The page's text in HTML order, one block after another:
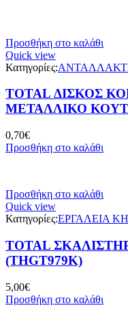
Προσθήκη στο καλάθι
Quick view
Κατηγορίες:
TOTAL ΔΙΣΚΟΣ
ΜΕΤΑΛΛΙΚΟ
0,70€
Προσθήκη στο καλάθι
Προσθήκη στο καλάθι
Quick view
Κατηγορίες:ΕΡΓΑΛΕΙΑ
TOTAL
(THGT979K)
5,00€
Προσθήκη στο καλάθι